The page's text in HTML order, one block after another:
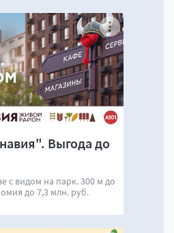
Выгода до
с видом на парк. 300 м до
до 7,3 млн. руб.